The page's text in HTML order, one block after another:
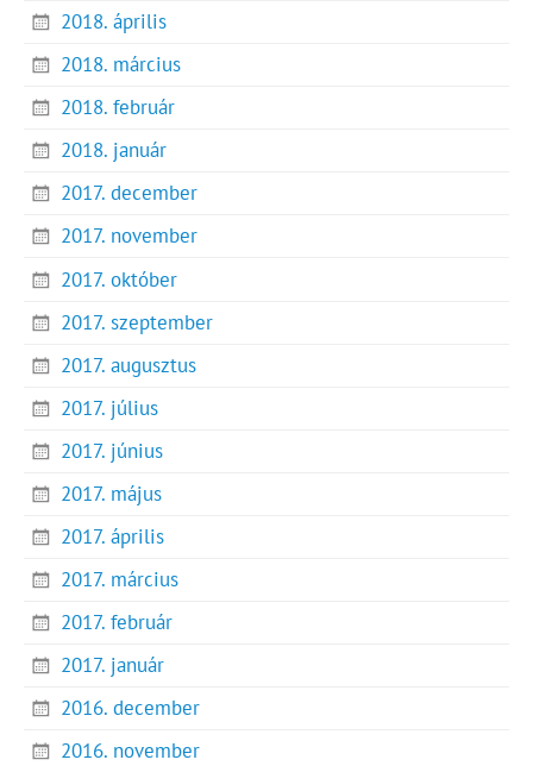
2018. április
2018. március
2018. február
2018. január
2017. december
2017. november
2017. október
2017. szeptember
2017. augusztus
2017. július
2017. június
2017. május
2017. április
2017. március
2017. február
2017. január
2016. december
2016. november